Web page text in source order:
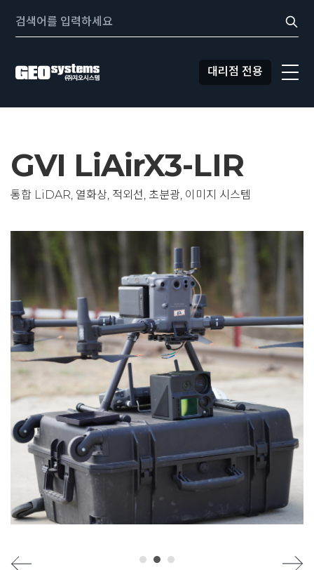
바로가기
Search:
대리점 전용
GVI LiAirX3-LIR
통합 LiDAR, 열화상, 적외선, 초분광, 이미지 시스템